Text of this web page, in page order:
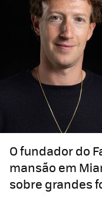
O fundador do
mansão em
sobre grandes